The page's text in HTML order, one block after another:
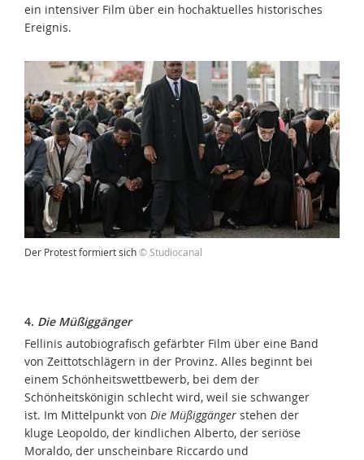
ein intensiver Film über ein hochaktuelles historisches
Ereignis.
Der Protest formiert sich© Studiocanal
4. Die Müßiggänger
Fellinis autobiografisch gefärbter Film über eine Band
von Zeittotschlägern in der Provinz. Alles beginnt bei
einem Schönheitswettbewerb, bei dem der
Schönheitskönigin schlecht wird, weil sie schwanger
ist. Im Mittelpunkt von Die Müßiggänger stehen der
kluge Leopoldo, der kindlichen Alberto, der seriöse
Moraldo, der unscheinbare Riccardo und